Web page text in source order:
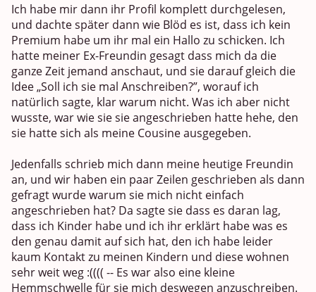
Ich habe mir dann ihr Profil komplett durchgelesen,
und dachte später dann wie Blöd es ist, dass ich kein
Premium habe um ihr mal ein Hallo zu schicken. Ich
hatte meiner Ex-Freundin gesagt dass mich da die
ganze Zeit jemand anschaut, und sie darauf gleich die
Idee „Soll ich sie mal Anschreiben?”, worauf ich
natürlich sagte, klar warum nicht. Was ich aber nicht
wusste, war wie sie sie angeschrieben hatte hehe, den
sie hatte sich als meine Cousine ausgegeben.
Jedenfalls schrieb mich dann meine heutige Freundin
an, und wir haben ein paar Zeilen geschrieben als dann
gefragt wurde warum sie mich nicht einfach
angeschrieben hat? Da sagte sie dass es daran lag,
dass ich Kinder habe und ich ihr erklärt habe was es
den genau damit auf sich hat, den ich habe leider
kaum Kontakt zu meinen Kindern und diese wohnen
sehr weit weg :(((( -- Es war also eine kleine
Hemmschwelle für sie mich deswegen anzuschreiben.